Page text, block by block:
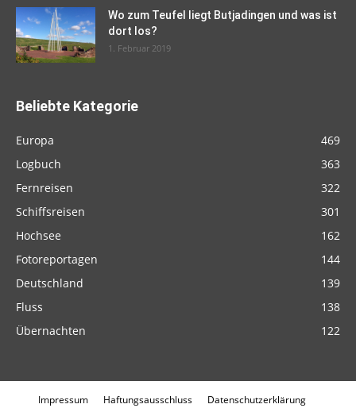
Wo zum Teufel liegt Butjadingen und was ist
dort los?
1. Februar 2019
Beliebte Kategorie
Europa
469
Logbuch
363
Fernreisen
322
Schiffsreisen
301
Hochsee
162
Fotoreportagen
144
Deutschland
139
Fluss
138
Übernachten
122
Impressum Haftungsausschluss Datenschutzerklärung